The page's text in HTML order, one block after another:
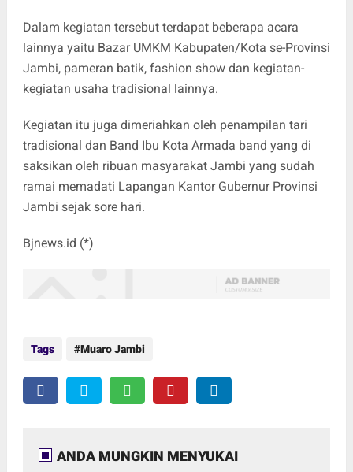
Dalam kegiatan tersebut terdapat beberapa acara
lainnya yaitu Bazar UMKM Kabupaten/Kota se-Provinsi
Jambi, pameran batik, fashion show dan kegiatan-
kegiatan usaha tradisional lainnya.
Kegiatan itu juga dimeriahkan oleh penampilan tari
tradisional dan Band Ibu Kota Armada band yang di
saksikan oleh ribuan masyarakat Jambi yang sudah
ramai memadati Lapangan Kantor Gubernur Provinsi
Jambi sejak sore hari.
Bjnews.id (*)
Tags Muaro Jambi
ANDA MUNGKIN MENYUKAI